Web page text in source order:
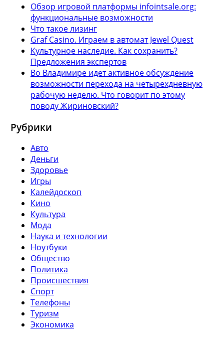
Обзор игровой платформы infointsale.org:
функциональные возможности
Что такое лизинг
Graf Casino. Играем в автомат Jewel Quest
Культурное наследие. Как сохранить?
Предложения экспертов
Во Владимире идет активное обсуждение
возможности перехода на четырехдневную
рабочую неделю. Что говорит по этому
поводу Жириновский?
Рубрики
Авто
Деньги
Здоровье
Игры
Калейдоскоп
Кино
Культура
Мода
Наука и технологии
Ноутбуки
Общество
Политика
Происшествия
Спорт
Телефоны
Туризм
Экономика